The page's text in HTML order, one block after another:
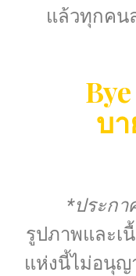
แล้วทุกคน
บา
*ประกา
รูปภาพและเ
แห่งนี้ไม่อนุญ